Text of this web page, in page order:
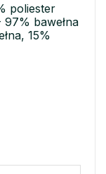
poliester
bawełna
15%